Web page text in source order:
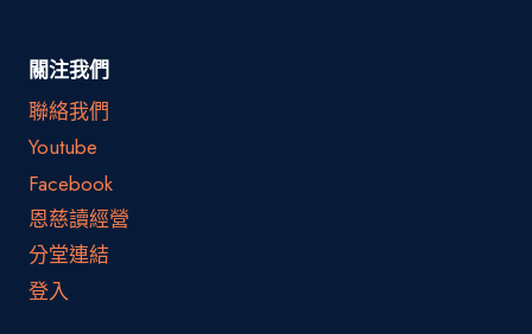
關注我們
聯絡我們
Youtube
Facebook
恩慈讀經營
分堂連結
登入